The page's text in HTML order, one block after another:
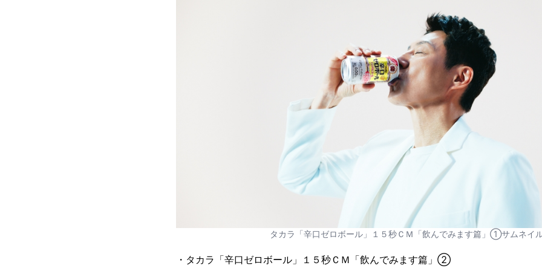
タカラ「辛口ゼロボール」１５秒ＣＭ「飲んでみます篇」①サムネイ
・タカラ「辛口ゼロボール」１５秒ＣＭ「飲んでみます篇」②